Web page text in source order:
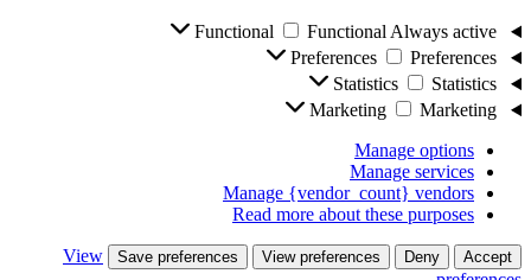
Functional Functional Always active
Preferences
Preferences
Statistics
Statistics
Marketing
Marketing
Manage options
Manage services
Manage {vendor_count} vendors
Read more about these purposes
Accept
Deny
View preferences
Save preferences
View